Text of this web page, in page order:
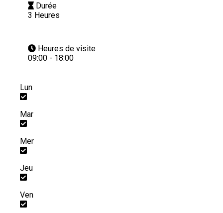
Durée
3 Heures
Heures de visite
09:00 - 18:00
Lun
Mar
Mer
Jeu
Ven